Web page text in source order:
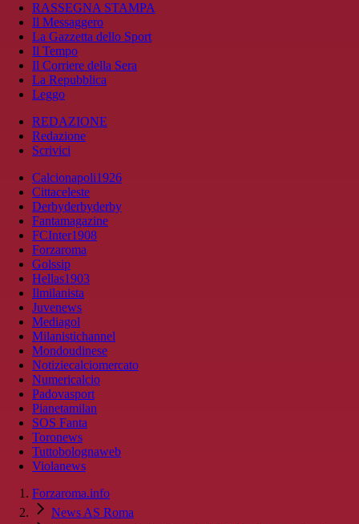
RASSEGNA STAMPA
Il Messaggero
La Gazzetta dello Sport
Il Tempo
Il Corriere della Sera
La Repubblica
Leggo
REDAZIONE
Redazione
Scrivici
Calcionapoli1926
Cittaceleste
Derbyderbyderby
Fantamagazine
FCInter1908
Forzaroma
Golssip
Hellas1903
Ilmilanista
Juvenews
Mediagol
Milanistichannel
Mondoudinese
Notiziecalciomercato
Numericalcio
Padovasport
Pianetamilan
SOS Fanta
Toronews
Tuttobolognaweb
Violanews
Forzaroma.info
News AS Roma